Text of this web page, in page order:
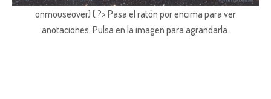
onmouseover) { ?> Pasa el ratón por encima para ver
anotaciones. Pulsa en la imagen para agrandarla.